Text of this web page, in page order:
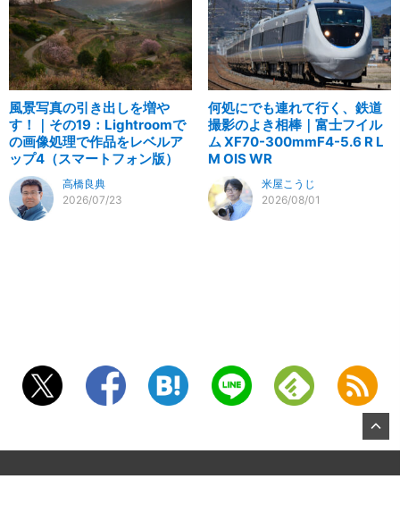
風景写真の引き出しを増や
す！｜その19：Lightroomで
の画像処理で作品をレベルア
ップ4（スマートフォン版）
高橋良典
2026/07/23
何処にでも連れて行く、鉄道
撮影のよき相棒｜富士フイル
ム XF70-300mmF4-5.6 R L
M OIS WR
米屋こうじ
2026/08/01